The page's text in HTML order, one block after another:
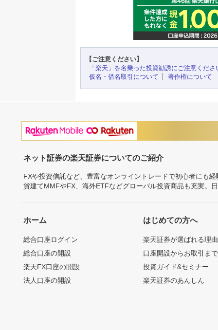
【ご注意ください】
「楽天」を名乗った投資勧誘にご注意くださ
仮名・借名取引について
著作権について
ネット証券の楽天証券についてのご紹介
FXや投資信託など、豊富なオンライントレードで初心者にも
貨建てMMFやFX、海外ETFなどグローバル投資商品も充実。
ホーム
総合口座ログイン
総合口座の開設
楽天FX口座の開設
法人口座の開設
はじめての方へ
楽天証券が選ばれる理由
口座開設からお取引ま
投資ガイド&セミナー
楽天証券のあんしん